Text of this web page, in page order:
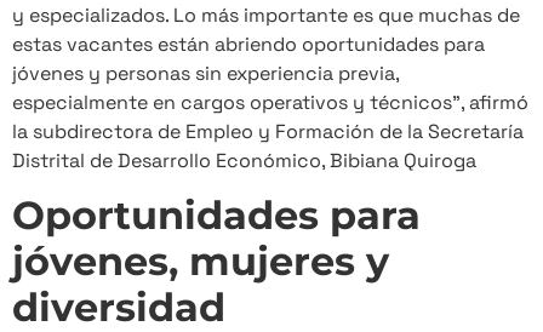
y especializados. Lo más importante es que muchas de
estas vacantes están abriendo oportunidades para
jóvenes y personas sin experiencia previa,
especialmente en cargos operativos y técnicos”, afirmó
la subdirectora de Empleo y Formación de la Secretaría
Distrital de Desarrollo Económico, Bibiana Quiroga
Oportunidades para
jóvenes, mujeres y
diversidad